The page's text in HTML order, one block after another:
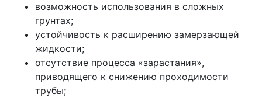
возможность использования в сложных
грунтах;
устойчивость к расширению замерзающей
жидкости;
отсутствие процесса «зарастания»,
приводящего к снижению проходимости
трубы;